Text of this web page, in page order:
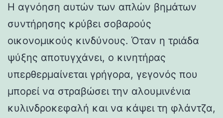
Η αγνόηση αυτών των απλών βημάτων
συντήρησης κρύβει σοβαρούς
οικονομικούς κινδύνους. Όταν η τριάδα
ψύξης αποτυγχάνει, ο κινητήρας
υπερθερμαίνεται γρήγορα, γεγονός που
μπορεί να στραβώσει την αλουμινένια
κυλινδροκεφαλή και να κάψει τη φλάντζα,